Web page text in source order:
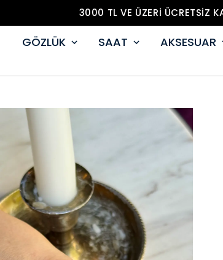
3000 TL VE ÜZERİ ÜCRETSİZ
GÖZLÜK SAAT AKSESUAR